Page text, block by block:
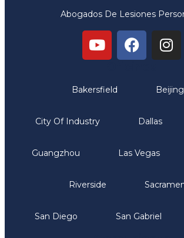
Abogados De Lesiones
Bakersfield Beijing
City Of Industry Dallas
Guangzhou Las Vegas
Riverside
San Diego San Gabriel